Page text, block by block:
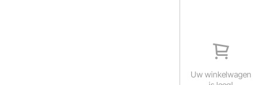
Uw winkelwagen